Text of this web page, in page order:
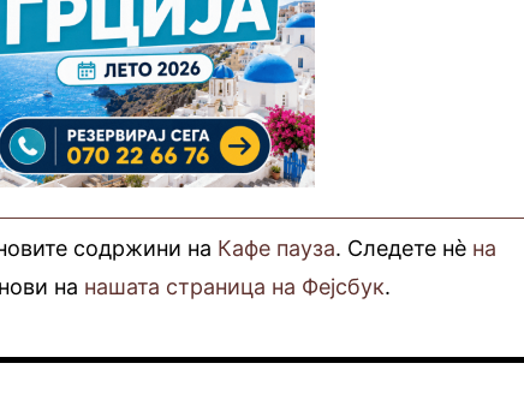
содржини на Кафе пауза. Следете нè на
на нашата страница на Фејсбук.